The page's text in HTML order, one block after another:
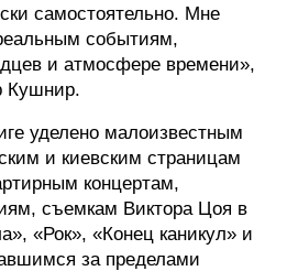
самостоятельно. Мне
событиям,
и атмосфере времени»,
Кушнир.
уделено малоизвестным
и киевским страницам
концертам,
съемкам Виктора Цоя в
«Рок», «Конец каникул» и
за пределами